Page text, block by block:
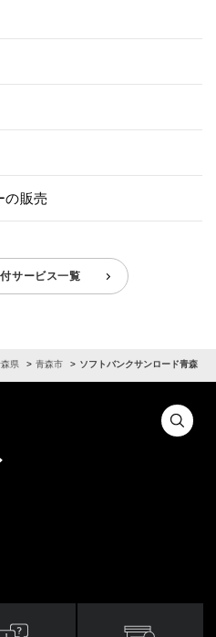
の販売
サービス一覧
県 青森市 ソフトバンクサンロード青森